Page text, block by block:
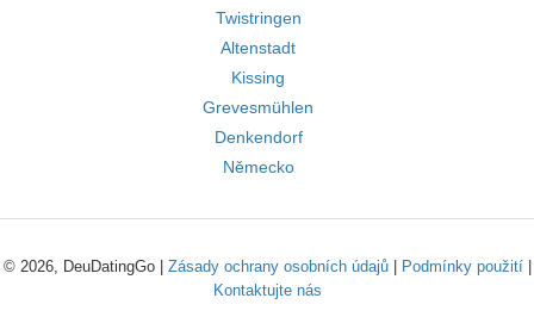
Twistringen
Altenstadt
Kissing
Grevesmühlen
Denkendorf
Německo
© 2026, DeuDatingGo | Zásady ochrany osobních údajů| Podmínky použití|
Kontaktujte nás